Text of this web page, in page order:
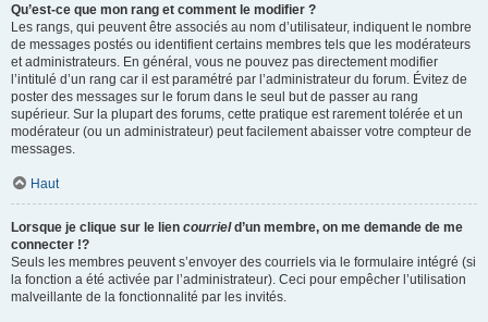
Qu’est-ce que mon rang et comment le modifier ?
Les rangs, qui peuvent être associés au nom d’utilisateur, indiquent le nombre
de messages postés ou identifient certains membres tels que les modérateurs
et administrateurs. En général, vous ne pouvez pas directement modifier
l’intitulé d’un rang car il est paramétré par l’administrateur du forum. Évitez de
poster des messages sur le forum dans le seul but de passer au rang
supérieur. Sur la plupart des forums, cette pratique est rarement tolérée et un
modérateur (ou un administrateur) peut facilement abaisser votre compteur de
messages.
Haut
Lorsque je clique sur le lien courrield’un membre, on me demande de me
connecter !?
Seuls les membres peuvent s’envoyer des courriels via le formulaire intégré (si
la fonction a été activée par l’administrateur). Ceci pour empêcher l’utilisation
malveillante de la fonctionnalité par les invités.